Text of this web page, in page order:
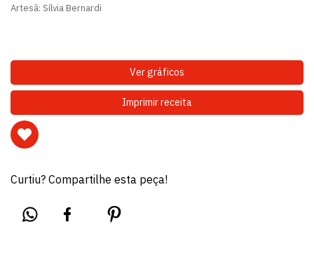
Artesã: Sílvia Bernardi
Ver gráficos
Imprimir receita
Curtiu? Compartilhe esta peça!